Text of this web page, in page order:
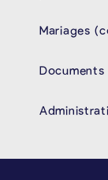
Mariages